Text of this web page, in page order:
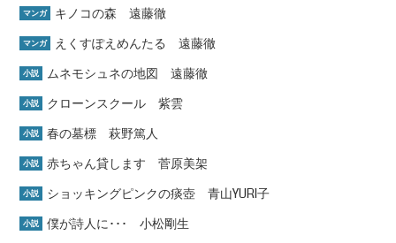
マンガ キノコの森 遠藤徹
マンガ えくすぽえめんたる 遠藤徹
小説 ムネモシュネの地図 遠藤徹
小説 クローンスクール 紫雲
小説 春の墓標 萩野篤人
小説 赤ちゃん貸します 菅原美架
小説 ショッキングピンクの痰壺 青山YURI子
小説 僕が詩人に･･･ 小松剛生